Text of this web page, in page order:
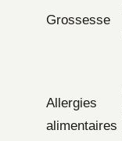
Grossesse
Allergies
alimentaires